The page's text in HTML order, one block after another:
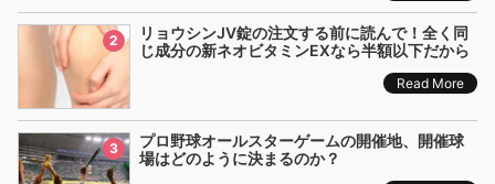
2
リョウシンJV錠の注文する前に読んで！全く同
じ成分の新ネオビタミンEXなら半額以下だから
Read More
3
プロ野球オールスターゲームの開催地、開催球
場はどのように決まるのか？